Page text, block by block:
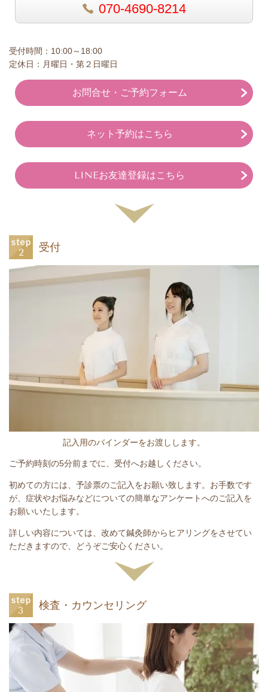
070-4690-8214
受付時間：10:00～18:00
定休日：月曜日・第２日曜日
お問合せ・ご予約フォーム
ネット予約はこちら
LINEお友達登録はこちら
受付
記入用のバインダーをお渡しします。
ご予約時刻の5分前までに、受付へお越しください。
初めての方には、予診票のご記入をお願い致します。お手数です
が、症状やお悩みなどについての簡単なアンケートへのご記入を
お願いいたします。
詳しい内容については、改めて鍼灸師からヒアリングをさせてい
ただきますので、どうぞご安心ください。
検査・カウンセリング